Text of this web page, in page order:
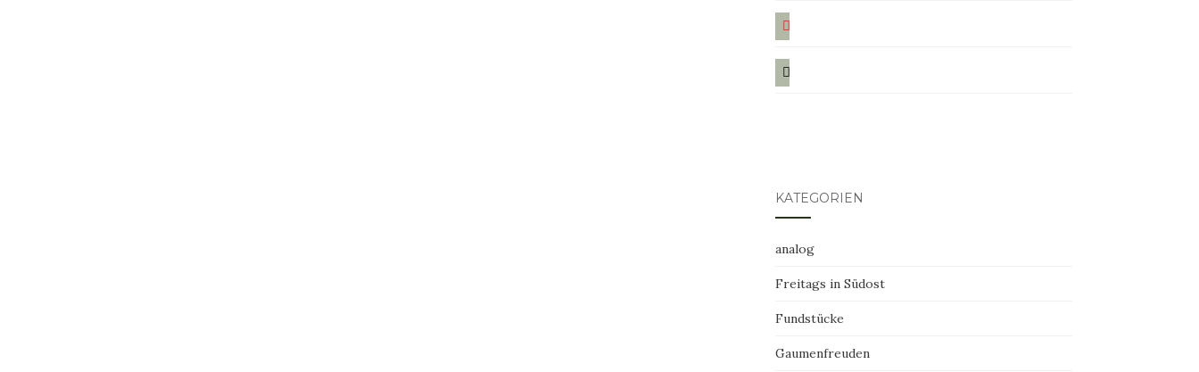
pinterest
mail
KATEGORIEN
analog
Freitags in Südost
Fundstücke
Gaumenfreuden